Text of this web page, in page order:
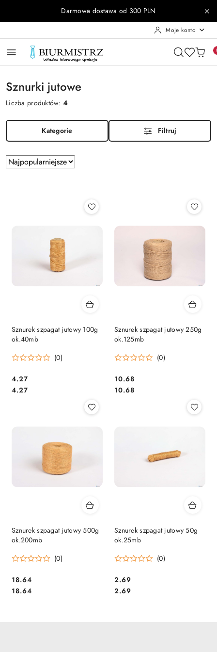
Przejdź do treści głównej
Przejdź do wyszukiwarki
Przejdź do moje konto
Przejdź do menu głównego
Przejdź do stopkiDarmowa dostawa od 300 PLN
Moje konto
Sznurki jutowe
Liczba produktów:4
Kategorie Filtruj
Zastosowano
sortowanie:
Sortuj
według
Sznurek szpagat jutowy 100g
ok.40mb
(0)
Cena:
4.27
Cena:
4.27
Sznurek szpagat jutowy 250g
ok.125mb
(0)
Cena:
10.68
Cena:
10.68
Sznurek szpagat jutowy 500g
ok.200mb
(0)
Cena:
18.64
Cena:
18.64
Sznurek szpagat jutowy 50g
ok.25mb
(0)
Cena:
2.69
Cena:
2.69